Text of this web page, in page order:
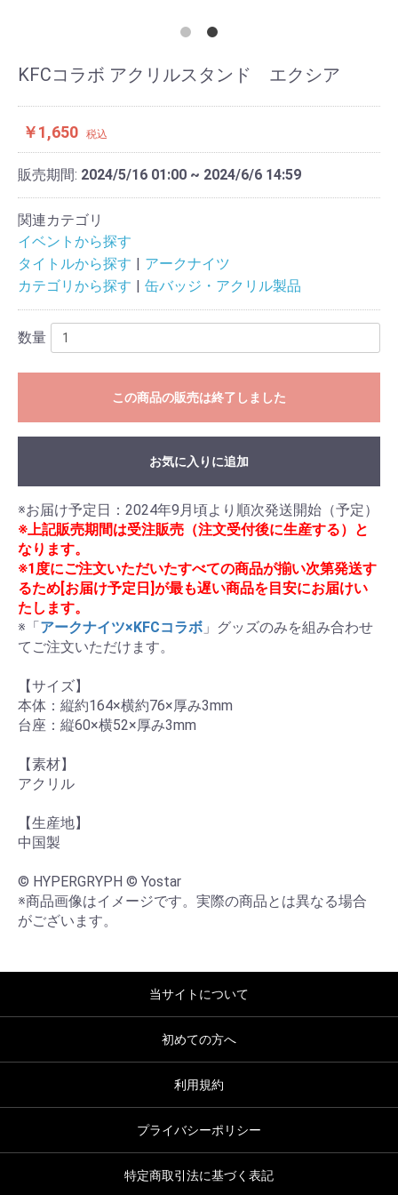
KFCコラボ アクリルスタンド エクシア
￥1,650 税込
販売期間: 2024/5/16 01:00 ~ 2024/6/6 14:59
関連カテゴリ
イベントから探す
タイトルから探す
アークナイツ
カテゴリから探す
缶バッジ・アクリル製品
数量
この商品の販売は終了しました
お気に入りに追加
※上記販売期間は受注販売（注文受付後に生産する）と
なります。
※1度にご注文いただいたすべての商品が揃い次第発送す
るため[お届け予定日]が最も遅い商品を目安にお届けい
たします。
※「アークナイツ×KFCコラボ 」グッズのみを組み合わせ
てご注文いただけます。
【サイズ】
本体：縦約164×横約76×厚み3mm
台座：縦60×横52×厚み3mm
【素材】
アクリル
【生産地】
中国製
© HYPERGRYPH © Yostar
※商品画像はイメージです。実際の商品とは異なる場合
がございます。
当サイトについて
初めての方へ
利用規約
プライバシーポリシー
特定商取引法に基づく表記